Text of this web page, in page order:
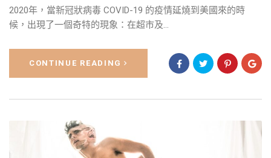
2020年，當新冠狀病毒 COVID-19 的疫情延燒到美國來的時
候，出現了一個奇特的現象：在超市及...
CONTINUE READING